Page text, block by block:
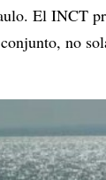
El INCT
no